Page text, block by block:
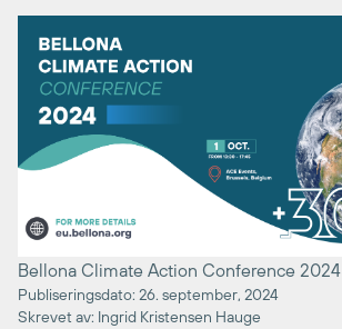
Bellona Climate Action Conference 2024
Publiseringsdato: 26. september, 2024
Skrevet av: Ingrid Kristensen Hauge